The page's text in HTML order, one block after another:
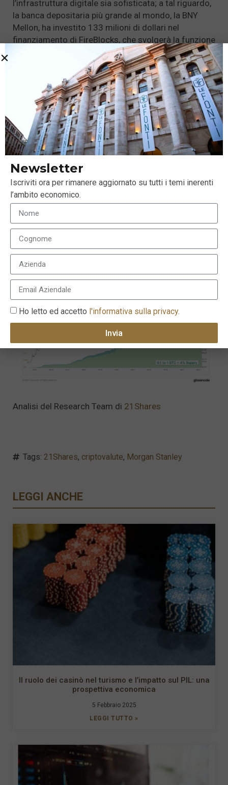
l’infrastruttura digitale sia sofisticata; a tal riguardo,
la banca depositaria più grande al mondo, la BNY
Mellon, ha investito 133 milioni di dollari nel
finanziamento di FireBlocks, che svolgerà la funzione
di primo deposito per criptovalute per conto dei
Per concludere afferma 21Shares, dato che
l’adozione da parte degli investitori istituzionali ha
profondamente cambiato la narrativa dell’adozione
del Bitcoin stesso, è bene ammettere che gli enti più
piccoli sono ancora poco rilevanti in questo mercato.
Tuttavia, noi di 21Shares non potremmo essere più
ottimisti circa il ciclo economico che stiamo vivendo
in questo momento, poiché i portafogli che
possiedono una quantità di Bitcoin inferiore a 1
hanno raggiunto uno dei picchi più elevati di sempre
nei giorni scorsi, molto più elevato di quello
registrato con il ciclo del 2017. Questo significa che
sia le istituzioni che gli investitori retail si stanno
avvicinando alla valuta digitale a un ritmo che non è
mai stato così sostenuto.
Analisi del Research Team di 21Shares
Tags: 21Shares, criptovalute, Morgan Stanley
LEGGI ANCHE
Il ruolo dei casinò nel turismo e l’impatto sul PIL: una
prospettiva economica
5 Febbraio 2025
LEGGI TUTTO »
Newsletter
Iscriviti ora per rimanere aggiornato su tutti i temi inerenti
l’ambito economico.
Ho letto ed accetto l'informativa sulla privacy.
Invia